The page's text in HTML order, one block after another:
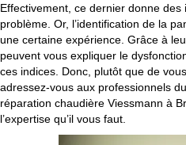
Effectivement, ce dernier donne
problème. Or, l’identification de la
une certaine expérience. Grâce à
peuvent vous expliquer le
ces indices. Donc, plutôt que de
adressez-vous aux professionnels
réparation chaudière Viessmann à
l’expertise qu’il vous faut.